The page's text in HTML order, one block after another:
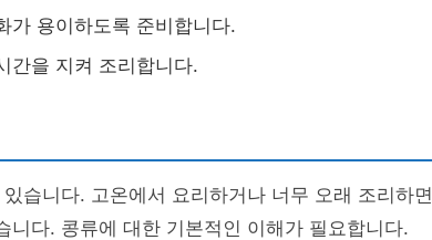
가 용이하도록 준비합니다.
간을 지켜 조리합니다.
습니다. 고온에서 요리하거나 너무 오래 조리하면
니다. 콩류에 대한 기본적인 이해가 필요합니다.